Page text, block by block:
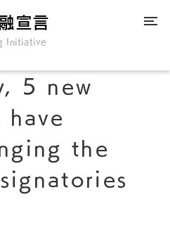
宣言
Initiative
5 new
the